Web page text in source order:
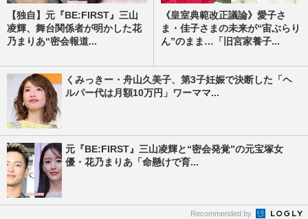
【独自】元『BE:FIRST』三山
凌輝、舞台関係者が明かした花
乃まりあ“密会報道...
《皇室典範改正議論》愛子さ
ま・佳子さまの未来が“宙ぶらり
ん”のまま…「旧宮家養子...
くみっきー・舟山久美子、第3子妊娠で決断した「ヘ
ルパー代は月額10万円」ワーママ...
元『BE:FIRST』三山凌輝と“密会発覚”の元宝塚女
優・花乃まりあ「命懸けで育...
Recommended by